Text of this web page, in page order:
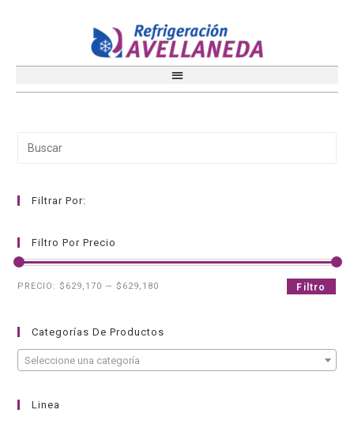
Filtrar Por:
Filtro Por Precio
Filtro
PRECIO:$629,170 —$629,180
Categorías De Productos
Seleccione una categoría
Linea